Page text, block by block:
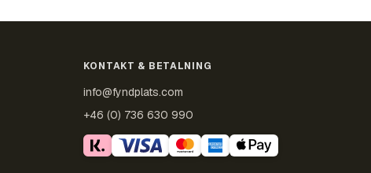
KONTAKT & BETALNING
info@fyndplats.com
+46 (0) 736 630 990